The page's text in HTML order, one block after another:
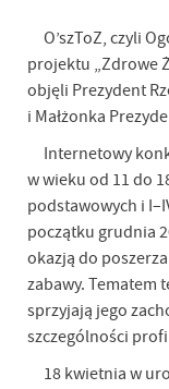
O’szToZ, czyli
projektu „Zdrowe
objęli Prezydent
i Małżonka
Internetowy
w wieku od 11 do
podstawowych i
początku grudnia
okazją do
zabawy. Tematem
sprzyjają jego
szczególności
18 kwietnia w